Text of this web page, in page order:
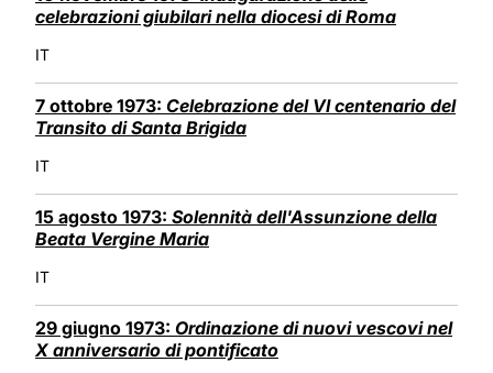
celebrazioni giubilari nella diocesi di Roma
IT
7 ottobre 1973: Celebrazione del VI centenario del
Transito di Santa Brigida
IT
15 agosto 1973: Solennità dell'Assunzione della
Beata Vergine Maria
IT
29 giugno 1973: Ordinazione di nuovi vescovi nel
X anniversario di pontificato